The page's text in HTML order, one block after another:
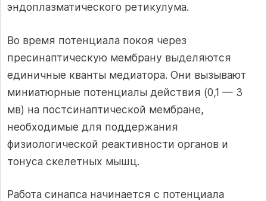
эндоплазматического ретикулума.
Во время потенциала покоя через
пресинаптическую мембрану выделяются
единичные кванты медиатора. Они вызывают
миниатюрные потенциалы действия (0,1 — 3
мв) на постсинаптической мембране,
необходимые для поддержания
физиологической реактивности органов и
тонуса скелетных мышц.
Работа синапса начинается с потенциала